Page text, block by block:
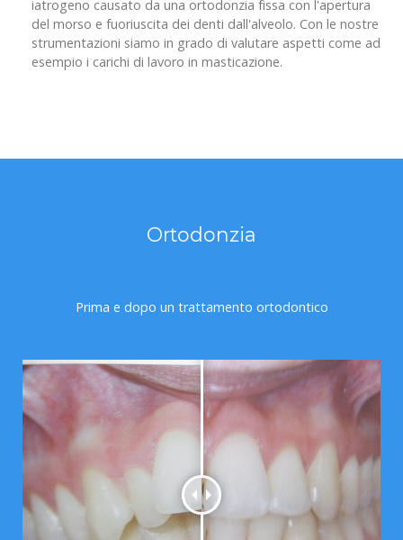
iatrogeno causato da una ortodonzia fissa con l'apertura
del morso e fuoriuscita dei denti dall'alveolo. Con le nostre
strumentazioni siamo in grado di valutare aspetti come ad
esempio i carichi di lavoro in masticazione.
Ortodonzia
Prima e dopo un trattamento ortodontico